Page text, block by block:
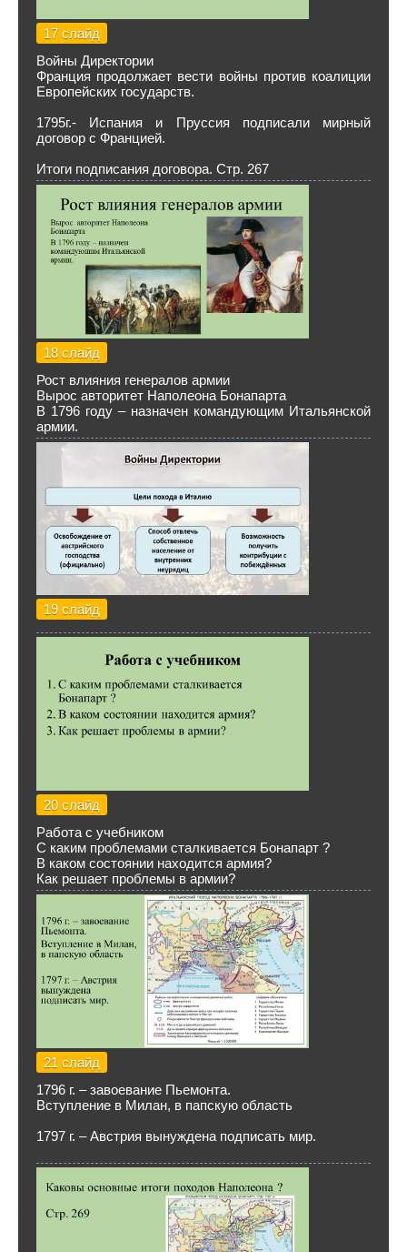
17 слайд
Войны Директории
Франция продолжает вести войны против коалиции
Европейских государств.
1795г.- Испания и Пруссия подписали мирный
договор с Францией.
Итоги подписания договора. Стр. 267
18 слайд
Рост влияния генералов армии
Вырос авторитет Наполеона Бонапарта
В 1796 году – назначен командующим Итальянской
армии.
19 слайд
20 слайд
Работа с учебником
С каким проблемами сталкивается Бонапарт ?
В каком состоянии находится армия?
Как решает проблемы в армии?
21 слайд
1796 г. – завоевание Пьемонта.
Вступление в Милан, в папскую область
1797 г. – Австрия вынуждена подписать мир.